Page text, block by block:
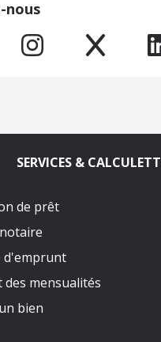
nous
SERVICES &
de prêt
d'emprunt
mensualités
bien